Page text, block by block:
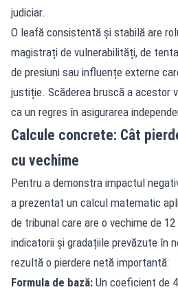
judiciar.
O leafă consistentă și stabilă are
magistrați de vulnerabilități, de
de presiuni sau influențe externe
justiție. Scăderea bruscă a acestor
ca un regres în asigurarea
Calcule concrete: Cât
cu vechime
Pentru a demonstra impactul
a prezentat un calcul matematic
de tribunal care are o vechime de
indicatorii și gradațiile prevăzute în
rezultă o pierdere netă importantă:
Formula de bază: Un coeficient de